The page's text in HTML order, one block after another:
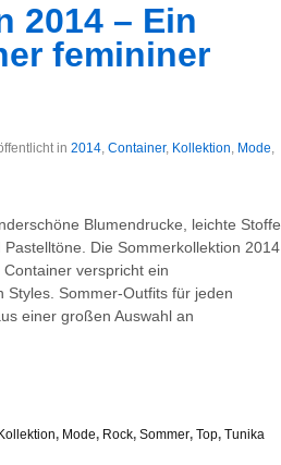
2014 – Ein
femininer
in 2014, Container, Kollektion, Mode,
Blumendrucke, leichte Stoffe
Pastelltöne. Die Sommerkollektion 2014
Container verspricht ein
Sommer-Outfits für jeden
einer großen Auswahl an
, Mode, Rock, Sommer, Top, Tunika